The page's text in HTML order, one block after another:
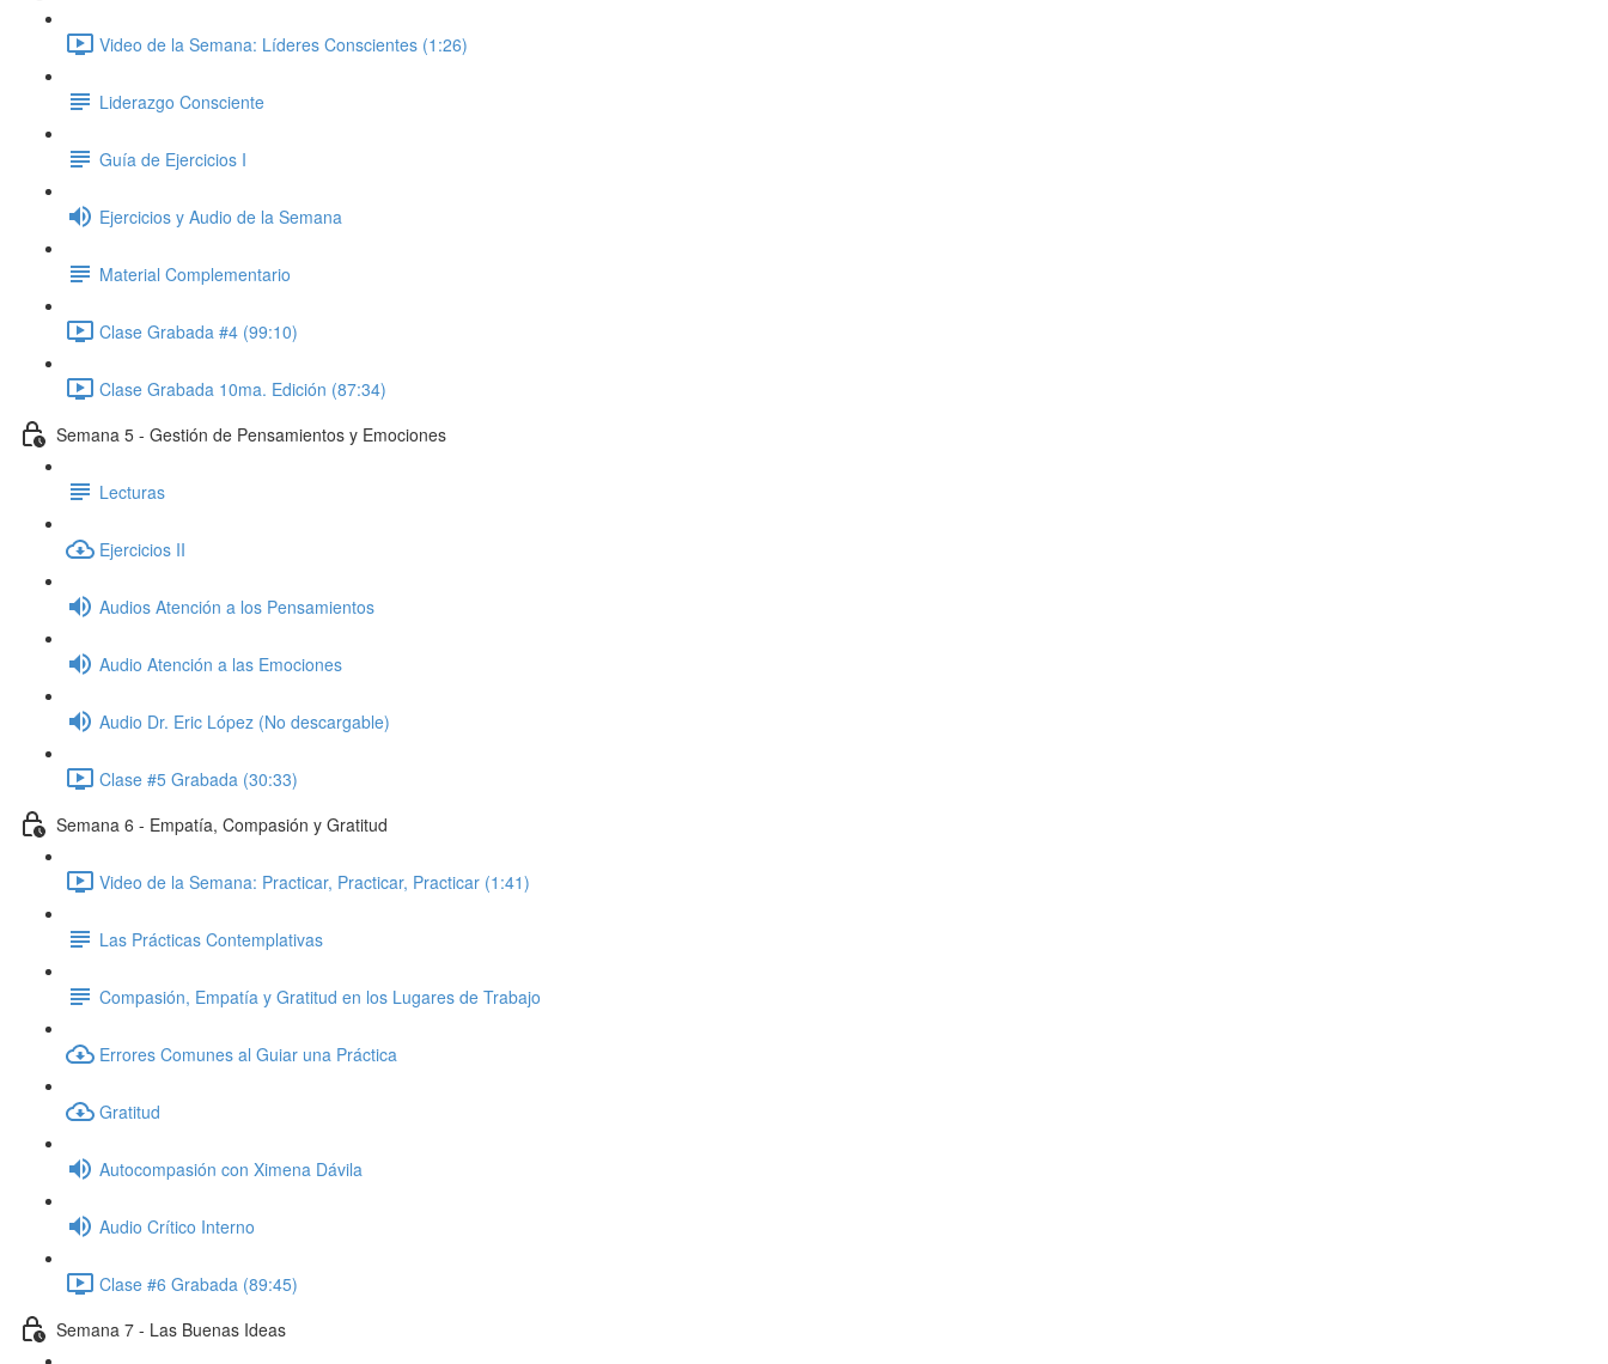
Video de la Semana: Líderes Conscientes (1:26)
Liderazgo Consciente
Guía de Ejercicios I
Ejercicios y Audio de la Semana
Material Complementario
Clase Grabada #4 (99:10)
Clase Grabada 10ma. Edición (87:34)
Semana 5 - Gestión de Pensamientos y Emociones
Lecturas
Ejercicios II
Audios Atención a los Pensamientos
Audio Atención a las Emociones
Audio Dr. Eric López (No descargable)
Clase #5 Grabada (30:33)
Semana 6 - Empatía, Compasión y Gratitud
Video de la Semana: Practicar, Practicar, Practicar (1:41)
Las Prácticas Contemplativas
Compasión, Empatía y Gratitud en los Lugares de Trabajo
Errores Comunes al Guiar una Práctica
Gratitud
Autocompasión con Ximena Dávila
Audio Crítico Interno
Clase #6 Grabada (89:45)
Semana 7 - Las Buenas Ideas